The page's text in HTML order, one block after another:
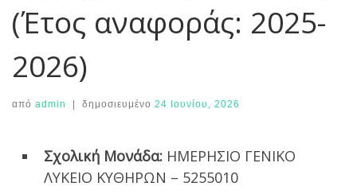
(Έτος αναφοράς: 2025-
2026)
από admin | δημοσιευμένο 24 Ιουνίου, 2026
Σχολική Μονάδα: ΗΜΕΡΗΣΙΟ ΓΕΝΙΚΟ
ΛΥΚΕΙΟ ΚΥΘΗΡΩΝ – 5255010